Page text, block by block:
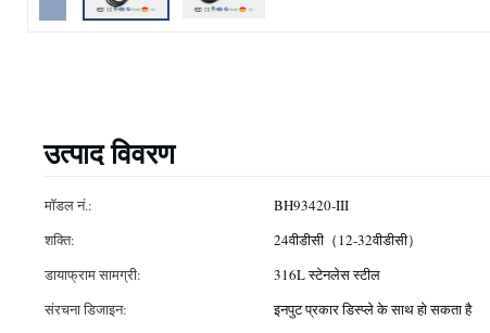
उत्पाद विवरण
मॉडल नं.: BH93420-III
शक्ति:
24वीडीसी（12-32वीडीसी）
डायाफ्राम सामग्री:
316L स्टेनलेस स्टील
संरचना डिजाइन:
इनपुट प्रकार डिस्प्ले के साथ हो सकता है